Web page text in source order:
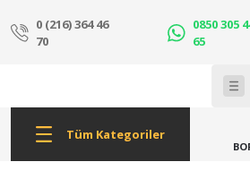
0 (216) 364 46
70
0850 305
65
Tüm Kategoriler